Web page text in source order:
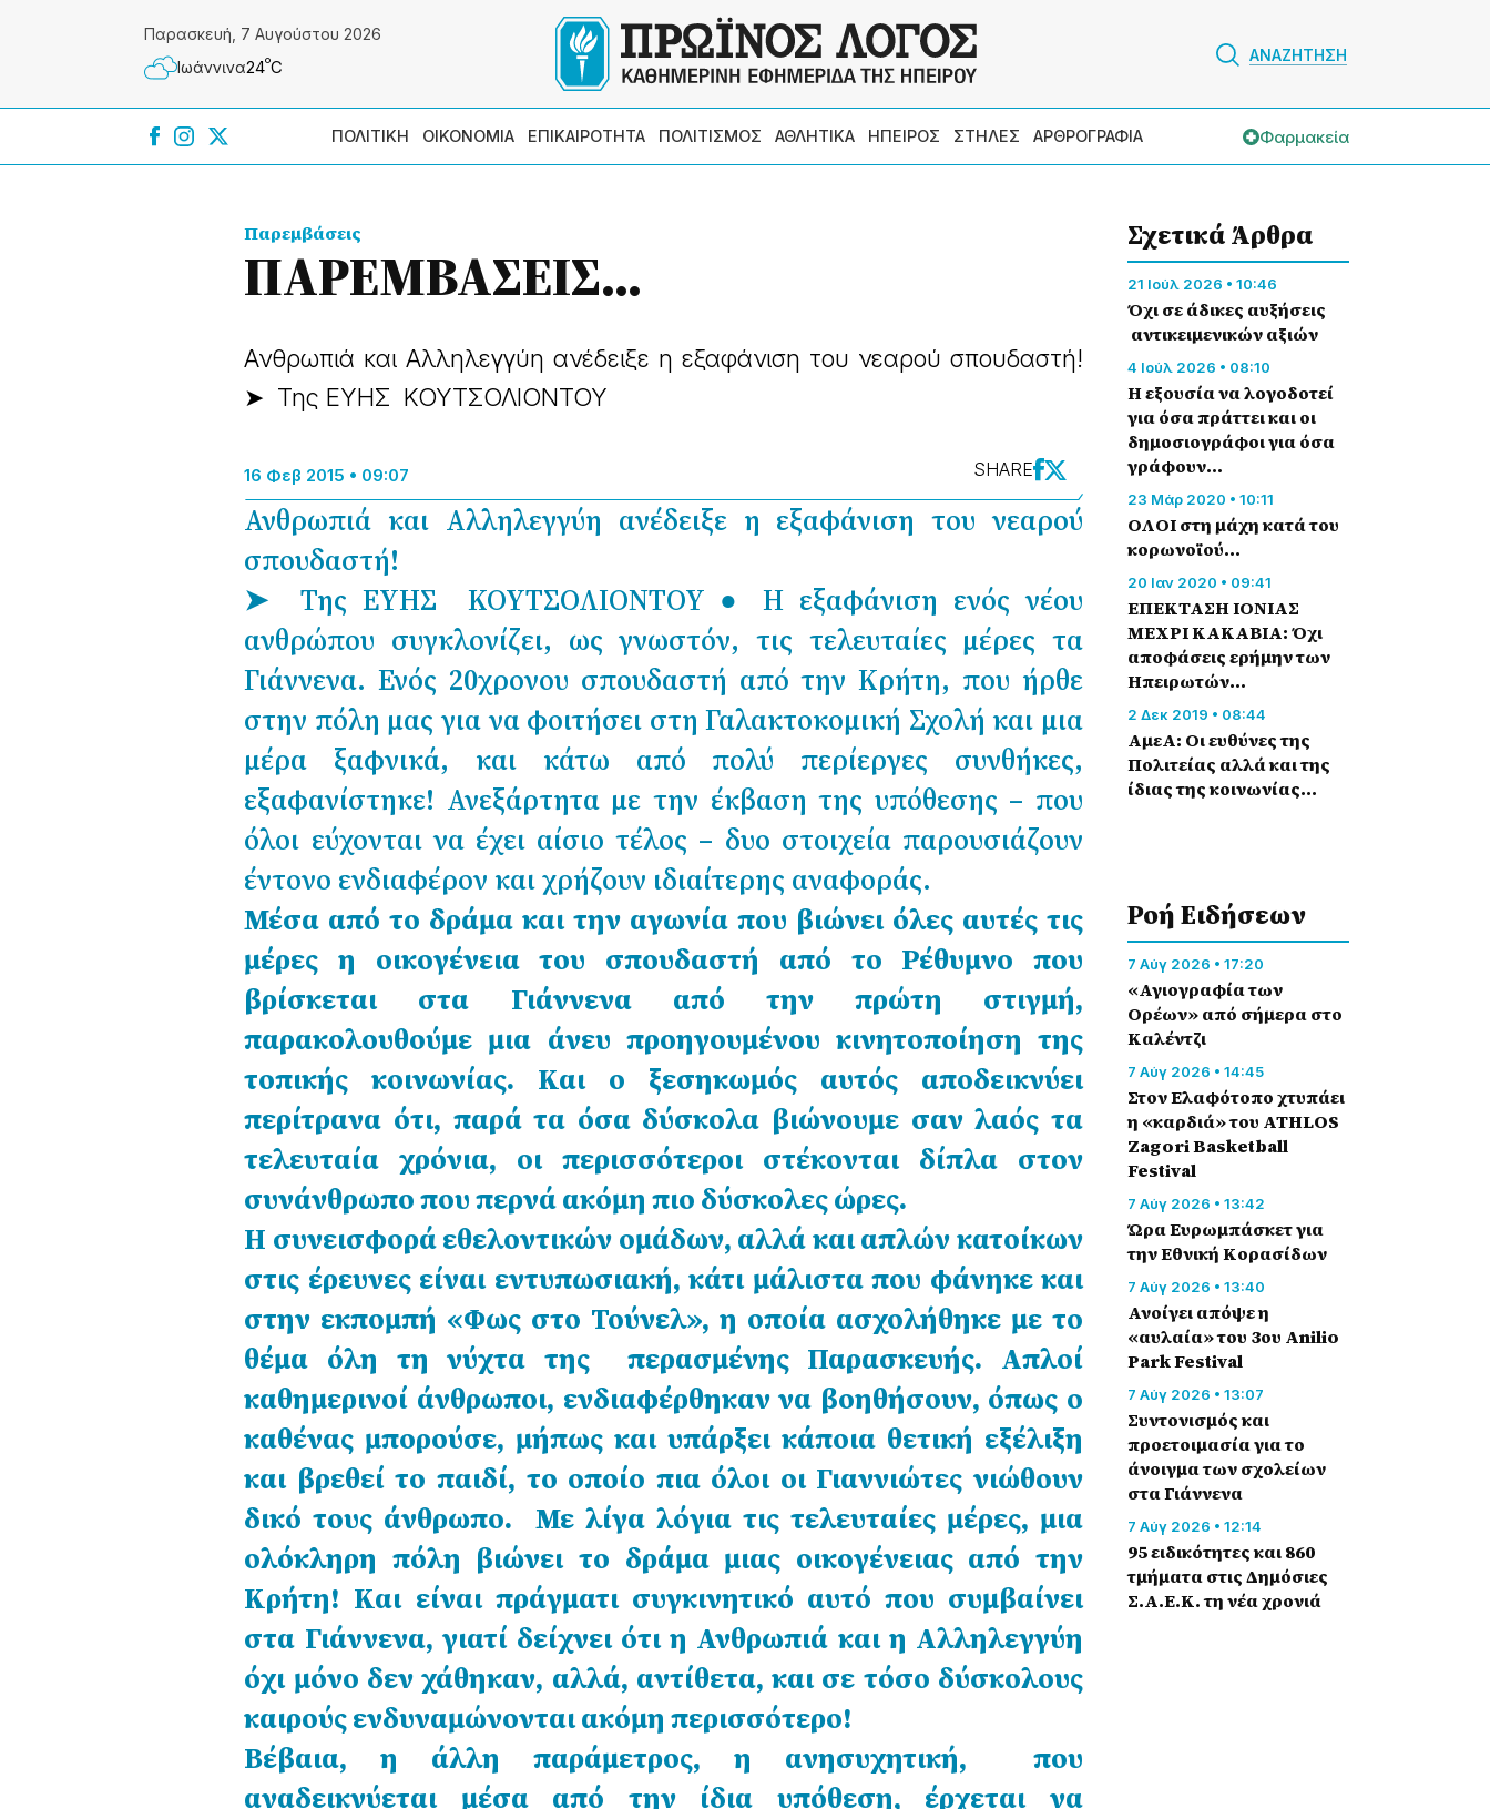
Παρασκευή, 7 Αυγούστου 2026
Ιωάννɩνα24ºC
ΑΝΑΖΗΤΗΣΗ
ΠΟΛΙΤΙΚΗ ΟΙΚΟΝΟΜΙΑ ΕΠΙΚΑΙΡΟΤΗΤΑ ΠΟΛΙΤΙΣΜΟΣ ΑΘΛΗΤΙΚΑ ΗΠΕΙΡΟΣ ΣΤΗΛΕΣ ΑΡΘΡΟΓΡΑΦΙΑ Φαρμακεία
Παρεμβάσεις
ΠΑΡΕΜΒΑΣΕΙΣ...
Ανθρωπιά και Αλληλεγγύη ανέδειξε η εξαφάνιση του νεαρού σπουδαστή!
➤ Της ΕΥΗΣ ΚΟΥΤΣΟΛΙΟΝΤΟΥ
16 Φεβ 2015 • 09:07 SHARE
Ανθρωπιά και Αλληλεγγύη ανέδειξε η εξαφάνιση του νεαρού
σπουδαστή!
➤ Της ΕΥΗΣ ΚΟΥΤΣΟΛΙΟΝΤΟΥ ● Η εξαφάνιση ενός νέου
ανθρώπου συγκλονίζει, ως γνωστόν, τις τελευταίες μέρες τα
Γιάννενα. Ενός 20χρονου σπουδαστή από την Κρήτη, που ήρθε
στην πόλη μας για να φοιτήσει στη Γαλακτοκομική Σχολή και μια
μέρα ξαφνικά, και κάτω από πολύ περίεργες συνθήκες,
εξαφανίστηκε! Ανεξάρτητα με την έκβαση της υπόθεσης – που
όλοι εύχονται να έχει αίσιο τέλος – δυο στοιχεία παρουσιάζουν
έντονο ενδιαφέρον και χρήζουν ιδιαίτερης αναφοράς.
Μέσα από το δράμα και την αγωνία που βιώνει όλες αυτές τις
μέρες η οικογένεια του σπουδαστή από το Ρέθυμνο που
βρίσκεται στα Γιάννενα από την πρώτη στιγμή,
παρακολουθούμε μια άνευ προηγουμένου κινητοποίηση της
τοπικής κοινωνίας. Και ο ξεσηκωμός αυτός αποδεικνύει
περίτρανα ότι, παρά τα όσα δύσκολα βιώνουμε σαν λαός τα
τελευταία χρόνια, οι περισσότεροι στέκονται δίπλα στον
συνάνθρωπο που περνά ακόμη πιο δύσκολες ώρες.
Η συνεισφορά εθελοντικών ομάδων, αλλά και απλών κατοίκων
στις έρευνες είναι εντυπωσιακή, κάτι μάλιστα που φάνηκε και
στην εκπομπή «Φως στο Τούνελ», η οποία ασχολήθηκε με το
θέμα όλη τη νύχτα της περασμένης Παρασκευής. Απλοί
καθημερινοί άνθρωποι, ενδιαφέρθηκαν να βοηθήσουν, όπως ο
καθένας μπορούσε, μήπως και υπάρξει κάποια θετική εξέλιξη
και βρεθεί το παιδί, το οποίο πια όλοι οι Γιαννιώτες νιώθουν
δικό τους άνθρωπο. Με λίγα λόγια τις τελευταίες μέρες, μια
ολόκληρη πόλη βιώνει το δράμα μιας οικογένειας από την
Κρήτη! Και είναι πράγματι συγκινητικό αυτό που συμβαίνει
στα Γιάννενα, γιατί δείχνει ότι η Ανθρωπιά και η Αλληλεγγύη
όχι μόνο δεν χάθηκαν, αλλά, αντίθετα, και σε τόσο δύσκολους
καιρούς ενδυναμώνονται ακόμη περισσότερο!
Βέβαια, η άλλη παράμετρος, η ανησυχητική, που
αναδεικνύεται μέσα από την ίδια υπόθεση, έρχεται να
Σχετικά Άρθρα
21 Ιούλ 2026 • 10:46
Όχι σε άδικες αυξήσεις
αντικειμενικών αξιών
4 Ιούλ 2026 • 08:10
Η εξουσία να λογοδοτεί
για όσα πράττει και οι
δημοσιογράφοι για όσα
γράφουν…
23 Μάρ 2020 • 10:11
ΟΛΟΙ στη μάχη κατά του
κορωνοϊού...
20 Ιαν 2020 • 09:41
ΕΠΕΚΤΑΣΗ ΙΟΝΙΑΣ
ΜΕΧΡΙ ΚΑΚΑΒΙΑ: Όχι
αποφάσεις ερήμην των
Ηπειρωτών…
2 Δεκ 2019 • 08:44
ΑμεΑ: Οι ευθύνες της
Πολιτείας αλλά και της
ίδιας της κοινωνίας...
Ροή Eιδήσεων
7 Αύγ 2026 • 17:20
«Αγιογραφία των
Ορέων» από σήμερα στο
Καλέντζι
7 Αύγ 2026 • 14:45
Στον Ελαφότοπο χτυπάει
η «καρδιά» του ATHLOS
Zagori Basketball
Festival
7 Αύγ 2026 • 13:42
Ώρα Ευρωμπάσκετ για
την Εθνική Κορασίδων
7 Αύγ 2026 • 13:40
Ανοίγει απόψε η
«αυλαία» του 3ου Anilio
Park Festival
7 Αύγ 2026 • 13:07
Συντονισμός και
προετοιμασία για το
άνοιγμα των σχολείων
στα Γιάννενα
7 Αύγ 2026 • 12:14
95 ειδικότητες και 860
τμήματα στις Δημόσιες
Σ.Α.Ε.Κ. τη νέα χρονιά